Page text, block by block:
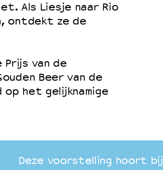
Als Liesje naar Rio
ontdekt ze de
Prijs van de
Beer van de
op het gelijknamige
Deze voorstelling hoort bij